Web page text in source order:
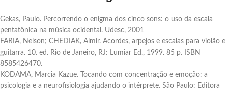
Gekas, Paulo. Percorrendo o enigma dos cinco sons: o uso da escala
pentatônica na música ocidental. Udesc, 2001
FARIA, Nelson; CHEDIAK, Almir. Acordes, arpejos e escalas para violão e
guitarra. 10. ed. Rio de Janeiro, RJ: Lumiar Ed., 1999. 85 p. ISBN
8585426470.
KODAMA, Marcia Kazue. Tocando com concentração e emoção: a
psicologia e a neurofisiologia ajudando o intérprete. São Paulo: Editora